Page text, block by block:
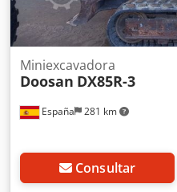
España 281 km
Miniexcavadora
Doosan DX85R-3
Consultar